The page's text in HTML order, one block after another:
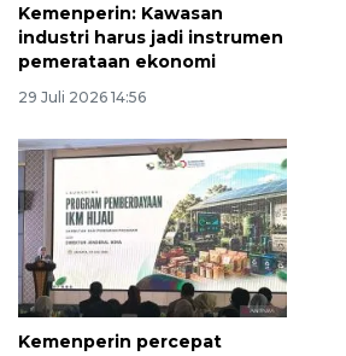
Kemenperin: Kawasan
industri harus jadi instrumen
pemerataan ekonomi
29 Juli 2026 14:56
Kemenperin percepat